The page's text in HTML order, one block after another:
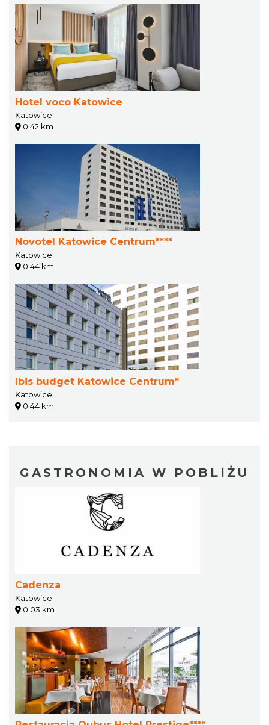
Hotel voco Katowice
Katowice
0.42 km
Novotel Katowice Centrum****
Katowice
0.44 km
Ibis budget Katowice Centrum*
Katowice
0.44 km
GASTRONOMIA W POBLIŻU
Cadenza
Katowice
0.03 km